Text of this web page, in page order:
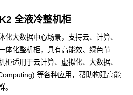
全液冷整机柜
化大数据中心场景，支持云、计算、
体化整机柜，具有高能效、绿色节
柜适用于云计算、虚拟化、大数据、
等各种应用，帮助构建高能
。